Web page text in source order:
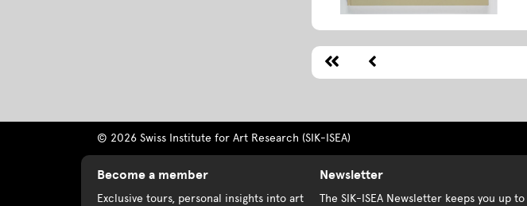
© 2026 Swiss Institute for Art Research (SIK-ISEA)
Become a member
Exclusive tours, personal insights into art
Newsletter
The SIK-ISEA Newsletter keeps you up to